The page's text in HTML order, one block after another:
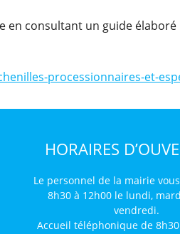
consultant un guide
processionnaires-et-
HORAIRES
Le personnel de la mairie
8h30 à 12h00 le lundi,
vendredi.
Accueil téléphonique de